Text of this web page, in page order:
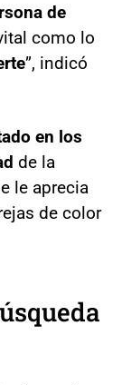
de
como lo
”, indicó
en los
de la
le aprecia
de color